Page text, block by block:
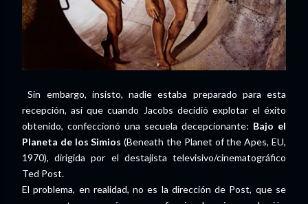
Sin embargo, insisto, nadie estaba preparado para esta
recepción, así que cuando Jacobs decidió explotar el éxito
obtenido, confeccionó una secuela decepcionante: Bajo el
Planeta de los Simios (Beneath the Planet of the Apes, EU,
1970), dirigida por el destajista televisivo/cinematográfico
Ted Post.
El problema, en realidad, no es la dirección de Post, que se